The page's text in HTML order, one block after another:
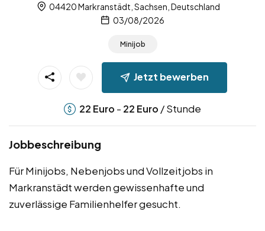
04420 Markranstädt, Sachsen, Deutschland
03/08/2026
Minijob
Jetzt bewerben
22 Euro - 22 Euro / Stunde
Jobbeschreibung
Für Minijobs, Nebenjobs und Vollzeitjobs in
Markranstädt werden gewissenhafte und
zuverlässige Familienhelfer gesucht.